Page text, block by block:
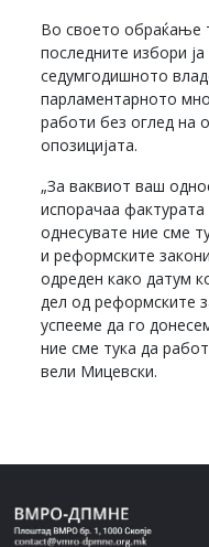
Во своето обраќање
последните избори
седумгодишното
парламентарното
работи без оглед на
опозицијата.
„За ваквиот ваш
испорачаа
однесувате ние сме
и реформските
одреден како датум
дел од реформските
успееме да го
ние сме тука да
вели Мицевски.